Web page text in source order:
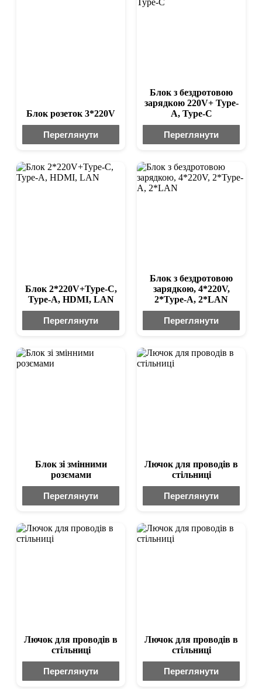
Блок розеток 3*220V
Переглянути
Блок з бездротовою
зарядкою 220V+ Type-
A, Type-C
Переглянути
Блок 2*220V+Type-C,
Type-A, HDMI, LAN
Переглянути
Блок з бездротовою
зарядкою, 4*220V,
2*Type-A, 2*LAN
Переглянути
Блок зі змінними
розємами
Переглянути
Лючок для проводів в
стільниці
Переглянути
Лючок для проводів в
стільниці
Переглянути
Лючок для проводів в
стільниці
Переглянути